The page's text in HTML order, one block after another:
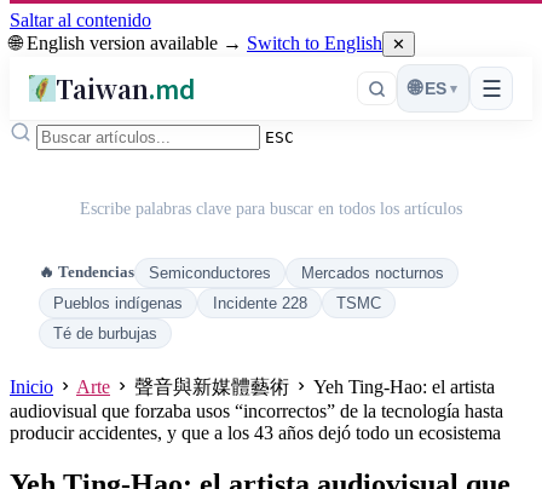
Saltar al contenido
🌐 English version available → Switch to English ✕
Taiwan.md ☰
🌐 ES ▾
ESC
Escribe palabras clave para buscar en todos los artículos
🔥 Tendencias Semiconductores
Mercados nocturnos
Pueblos indígenas
Incidente 228
TSMC
Té de burbujas
Inicio Arte 聲音與新媒體藝術
Yeh Ting-Hao: el artista
audiovisual que forzaba usos “incorrectos” de la tecnología hasta
producir accidentes, y que a los 43 años dejó todo un ecosistema